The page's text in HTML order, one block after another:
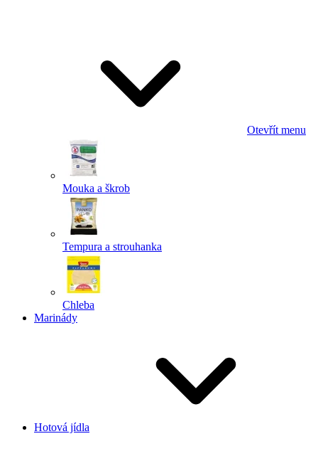
Otevřít menu
Mouka a škrob
Tempura a strouhanka
Chleba
Marinády
Hotová jídla
Powered by chaterimo